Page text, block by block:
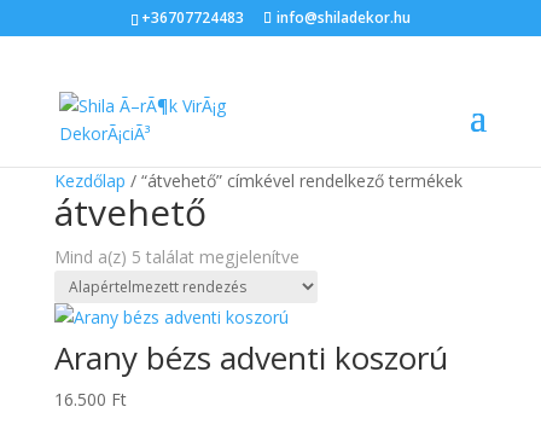
+36707724483 info@shiladekor.hu
Kezdőlap / “átvehető” címkével rendelkező termékek
átvehető
Mind a(z) 5 találat megjelenítve
Arany bézs adventi koszorú
16.500 Ft